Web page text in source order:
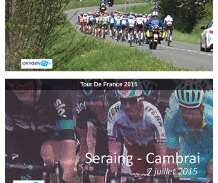
Tour De France 2015